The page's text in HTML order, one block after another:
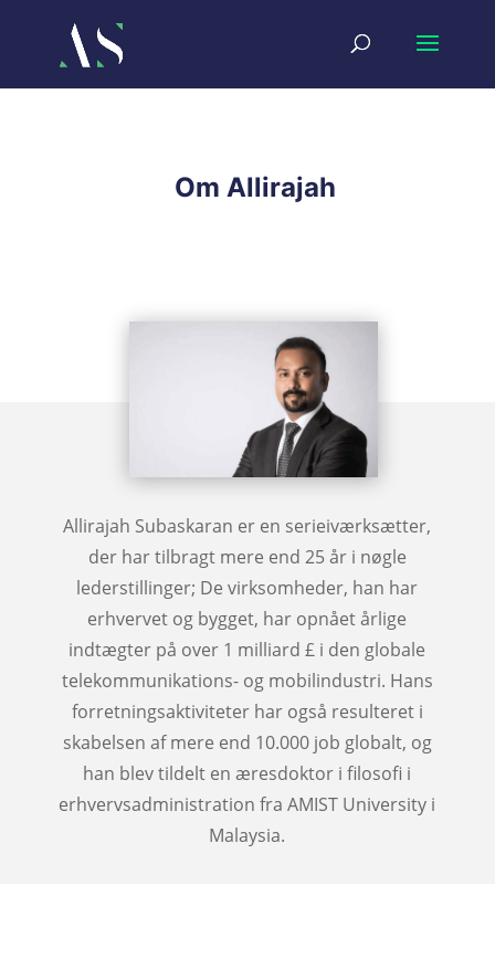
Om Allirajah
Allirajah Subaskaran er en serieiværksætter,
der har tilbragt mere end 25 år i nøgle
lederstillinger; De virksomheder, han har
erhvervet og bygget, har opnået årlige
indtægter på over 1 milliard £ i den globale
telekommunikations- og mobilindustri. Hans
forretningsaktiviteter har også resulteret i
skabelsen af mere end 10.000 job globalt, og
han blev tildelt en æresdoktor i filosofi i
erhvervsadministration fra AMIST University i
Malaysia.